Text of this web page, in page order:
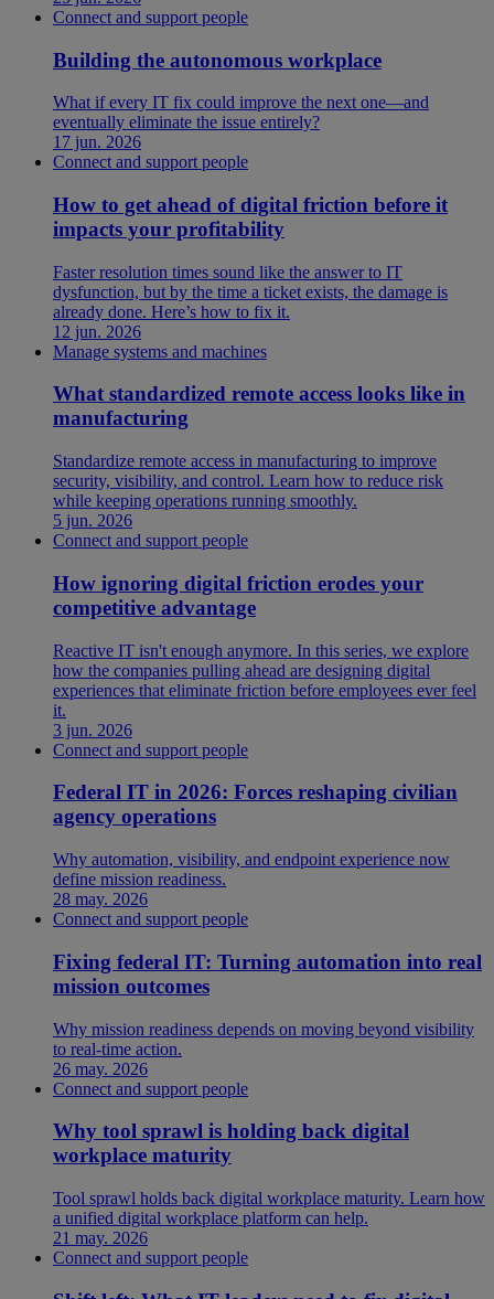
Connect and support people
Building the autonomous workplace
What if every IT fix could improve the next one—and
eventually eliminate the issue entirely?
17 jun. 2026
Connect and support people
How to get ahead of digital friction before it
impacts your profitability
Faster resolution times sound like the answer to IT
dysfunction, but by the time a ticket exists, the damage is
already done. Here’s how to fix it.
12 jun. 2026
Manage systems and machines
What standardized remote access looks like in
manufacturing
Standardize remote access in manufacturing to improve
security, visibility, and control. Learn how to reduce risk
while keeping operations running smoothly.
5 jun. 2026
Connect and support people
How ignoring digital friction erodes your
competitive advantage
Reactive IT isn't enough anymore. In this series, we explore
how the companies pulling ahead are designing digital
experiences that eliminate friction before employees ever feel
it.
3 jun. 2026
Connect and support people
Federal IT in 2026: Forces reshaping civilian
agency operations
Why automation, visibility, and endpoint experience now
define mission readiness.
28 may. 2026
Connect and support people
Fixing federal IT: Turning automation into real
mission outcomes
Why mission readiness depends on moving beyond visibility
to real-time action.
26 may. 2026
Connect and support people
Why tool sprawl is holding back digital
workplace maturity
Tool sprawl holds back digital workplace maturity. Learn how
a unified digital workplace platform can help.
21 may. 2026
Connect and support people